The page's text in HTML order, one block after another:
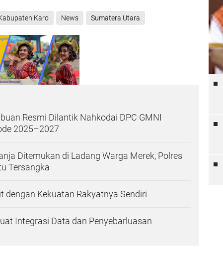
Karo News Sumatera Utara
Resmi Dilantik Nahkodai DPC GMNI
2025–2027
Ditemukan di Ladang Warga Merek, Polres
Tersangka
dengan Kekuatan Rakyatnya Sendiri
Integrasi Data dan Penyebarluasan